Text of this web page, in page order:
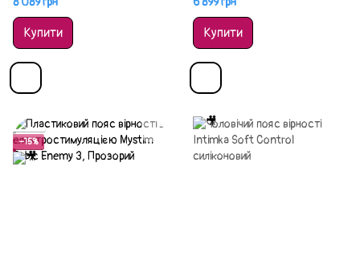
Купити Купити
Акція
−15%